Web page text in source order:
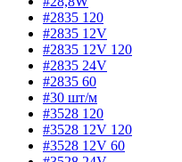
#2835 120
#2835 12V
#2835 12V 120
#2835 24V
#2835 60
#30 шт/м
#3528 120
#3528 12V 120
#3528 12V 60